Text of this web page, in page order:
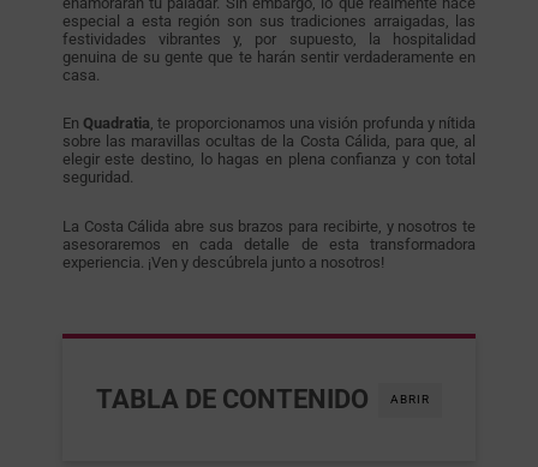
especial a esta región son sus tradiciones arraigadas, las
festividades vibrantes y, por supuesto, la hospitalidad
genuina de su gente que te harán sentir verdaderamente en
casa.
EnQuadratia, te proporcionamos una visión profunda y nítida
sobre las maravillas ocultas de la Costa Cálida, para que, al
elegir este destino, lo hagas en plena confianza y con total
seguridad.
La Costa Cálida abre sus brazos para recibirte, y nosotros te
asesoraremos en cada detalle de esta transformadora
experiencia. ¡Ven y descúbrela junto a nosotros!
ABRIR
TABLA DE CONTENIDO